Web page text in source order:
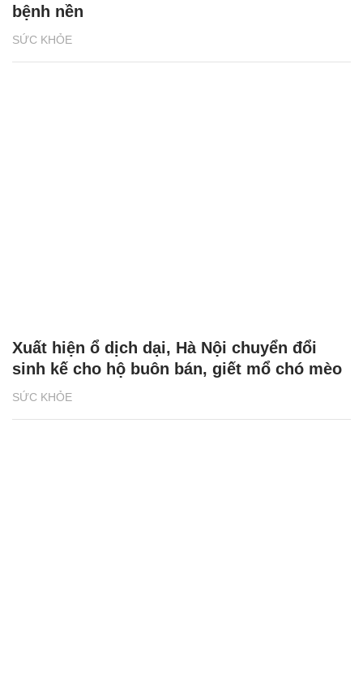
SỨC KHỎE
bệnh nền
SỨC KHỎE
Xuất hiện ổ dịch dại, Hà Nội chuyển đổi
sinh kế cho hộ buôn bán, giết mổ chó mèo